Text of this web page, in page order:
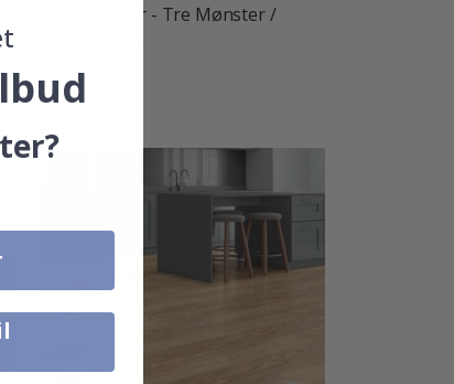
Kontaktpapir - Tre Mønster /
kr 1 231,00